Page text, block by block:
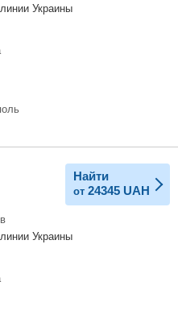
Украины
Найти
от 24345 UAH
Украины